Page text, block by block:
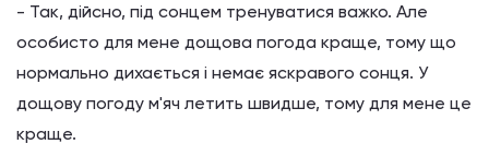
- Так, дійсно, під сонцем тренуватися важко. Але
особисто для мене дощова погода краще, тому що
нормально дихається і немає яскравого сонця. У
дощову погоду м'яч летить швидше, тому для мене це
краще.